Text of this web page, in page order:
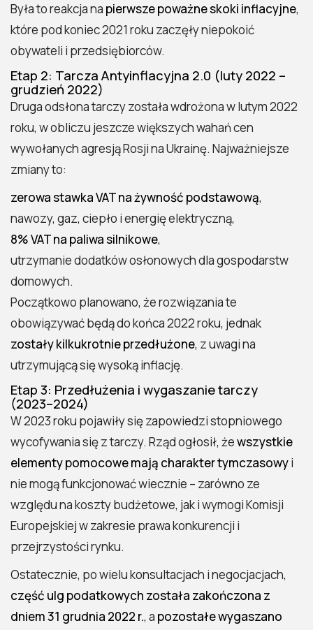
Była to reakcja na pierwsze poważne skoki inflacyjne,
które pod koniec 2021 roku zaczęły niepokoić
obywateli i przedsiębiorców.
Etap 2: Tarcza Antyinflacyjna 2.0 (luty 2022 –
grudzień 2022)
Druga odsłona tarczy została wdrożona w lutym 2022
roku, w obliczu jeszcze większych wahań cen
wywołanych agresją Rosji na Ukrainę. Najważniejsze
zmiany to:
zerowa stawka VAT na żywność podstawową,
nawozy, gaz, ciepło i energię elektryczną,
8% VAT na paliwa silnikowe,
utrzymanie dodatków osłonowych dla gospodarstw
domowych.
Początkowo planowano, że rozwiązania te
obowiązywać będą do końca 2022 roku, jednak
zostały kilkukrotnie przedłużone, z uwagi na
utrzymującą się wysoką inflację.
Etap 3: Przedłużenia i wygaszanie tarczy
(2023–2024)
W 2023 roku pojawiły się zapowiedzi stopniowego
wycofywania się z tarczy. Rząd ogłosił, żewszystkie
elementy pomocowe mają charakter tymczasowyi
nie mogą funkcjonować wiecznie – zarówno ze
względu na koszty budżetowe, jak i wymogi Komisji
Europejskiej w zakresie prawa konkurencji i
przejrzystości rynku.
Ostatecznie, po wielu konsultacjach i negocjacjach,
część ulg podatkowych została zakończona z
dniem 31 grudnia 2022 r., a pozostałe wygaszano